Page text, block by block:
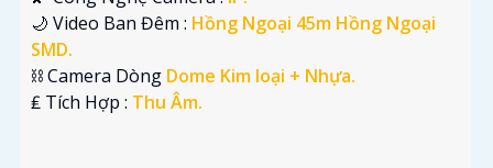
🌙 Video Ban Đêm : Hồng Ngoại 45m Hồng Ngoại
SMD.
⛓ Camera Dòng Dome Kim loại + Nhựa.
️₤ Tích Hợp : Thu Âm.